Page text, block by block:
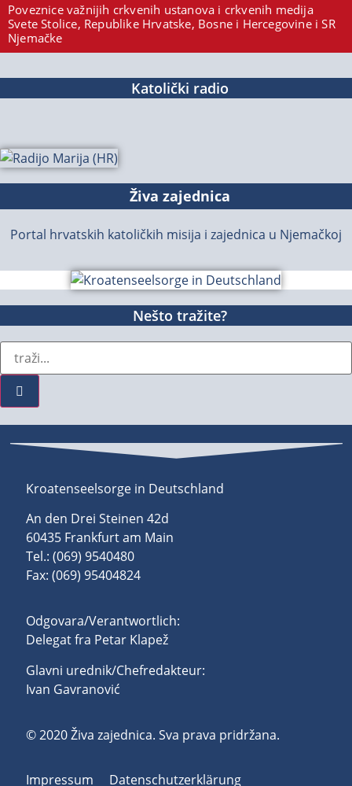
Poveznice važnijih crkvenih ustanova i crkvenih medija
Svete Stolice, Republike Hrvatske, Bosne i Hercegovine i SR
Njemačke
Katolički radio
Živa zajednica
Portal hrvatskih katoličkih misija i zajednica u Njemačkoj
Nešto tražite?
Kroatenseelsorge in Deutschland
An den Drei Steinen 42d
60435 Frankfurt am Main
Tel.: (069) 9540480
Fax: (069) 95404824
Odgovara/Verantwortlich:
Delegat fra Petar Klapež
Glavni urednik/Chefredakteur:
Ivan Gavranović
© 2020 Živa zajednica. Sva prava pridržana.
Impressum Datenschutzerklärung